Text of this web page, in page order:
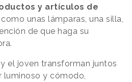
y artículos de
como unas lámparas, una silla,
de que haga su
el joven transforman juntos
luminoso y cómodo,